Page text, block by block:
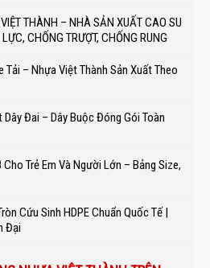
THÀNH – NHÀ SẢN XUẤT CAO SU
CHỐNG TRƯỢT, CHỐNG RUNG
Tải – Nhựa Việt Thành Sản Xuất Theo
Đai – Dây Buộc Đóng Gói Toàn
Trẻ Em Và Người Lớn – Bảng Size,
Cứu Sinh HDPE Chuẩn Quốc Tế |
Đại